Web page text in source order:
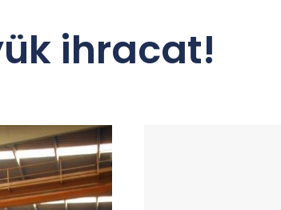
ihracat!